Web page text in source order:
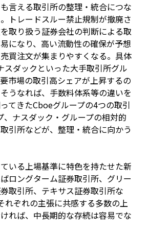
言える取引所の整理・統合につな
トレードスルー禁止規制が撤廃さ
取り扱う証券会社の判断による取
になり、高い流動性の確保が予想
買注文が集まりやすくなる。具体
スダックといった大手取引所グル
市場の取引高シェアが上昇するの
うなれば、手数料体系等の違いを
てきたCboeグループの4つの取引
、ナスダック・グループの相対的
引所などが、整理・統合に向かう
いる上場基準に特色を持たせた新
ロングターム証券取引所、グリー
取引所、テキサス証券取引所な
れぞれの主張に共感する多数の上
れば、中長期的な存続は容易でな